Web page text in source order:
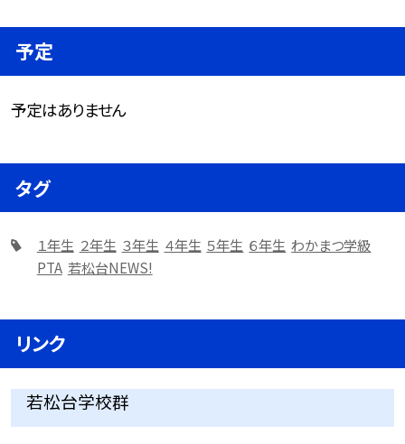
予定
予定はありません
タグ
１年生 ２年生 ３年生 ４年生 ５年生 ６年生 わかまつ学級
PTA 若松台NEWS!
リンク
若松台学校群